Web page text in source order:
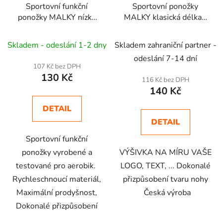
Sportovní funkční
ponožky MALKY nízké
aerobic
Skladem - odeslání 1-2 dny
107 Kč bez DPH
130 Kč
DETAIL
Sportovní funkční
ponožky vyrobené a
testované pro aerobik.
Rychleschnoucí materiál,
Maximální prodyšnost,
Dokonalé přizpůsobení
Sportovní ponožky
MALKY klasická délka -
s žebrováním
Skladem zahraniční partner -
odeslání 7-14 dní
116 Kč bez DPH
140 Kč
DETAIL
VÝŠIVKA NA MÍRU VAŠE
LOGO, TEXT, ... Dokonalé
přizpůsobení tvaru nohy
Česká výroba